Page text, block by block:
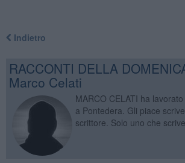
Indietro
RACCONTI DELLA
Marco Celati
MARCO CELATI ha
a Pontedera. Gli piace
scrittore. Solo uno che scrive.